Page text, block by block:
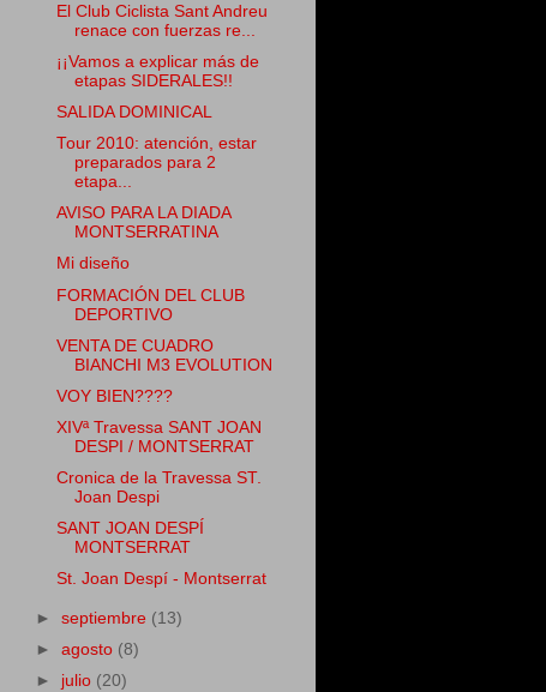
El Club Ciclista Sant Andreu
renace con fuerzas re...
¡¡Vamos a explicar más de
etapas SIDERALES!!
SALIDA DOMINICAL
Tour 2010: atención, estar
preparados para 2
etapa...
AVISO PARA LA DIADA
MONTSERRATINA
Mi diseño
FORMACIÓN DEL CLUB
DEPORTIVO
VENTA DE CUADRO
BIANCHI M3 EVOLUTION
VOY BIEN????
XIVª Travessa SANT JOAN
DESPI / MONTSERRAT
Cronica de la Travessa ST.
Joan Despi
SANT JOAN DESPÍ
MONTSERRAT
St. Joan Despí - Montserrat
►septiembre (13)
►agosto (8)
► julio (20)